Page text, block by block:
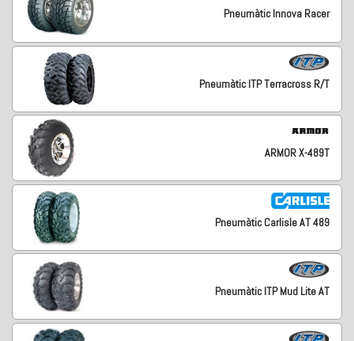
Pneumàtic Innova Racer
Pneumàtic ITP Terracross R/T
ARMOR X-489T
Pneumàtic Carlisle AT 489
Pneumàtic ITP Mud Lite AT